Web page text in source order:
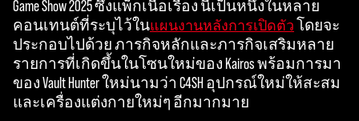
y
By
click
Game Show 2025 ซึ่งแพ็กเนื้อเรื่อง นี้เป็นหนึ่งในหลาย
คอนเทนต์ที่ระบุไว้ในแผนงานหลังการเปิดตัว โดยจะ
ประกอบไปด้วย ภารกิจหลักและภารกิจเสริมหลาย
รายการที่เกิดขึ้นในโซนใหม่ของ Kairos พร้อมการมา
ของ Vault Hunter ใหม่นามว่า C4SH อุปกรณ์ใหม่ให้สะสม
และเครื่องแต่งกายใหม่ๆ อีกมากมาย